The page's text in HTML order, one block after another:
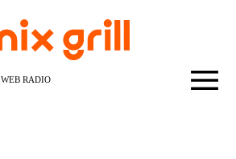
WEB RADIO